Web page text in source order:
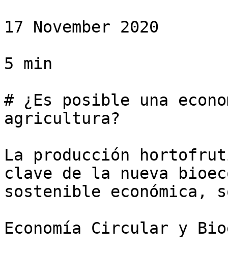
17 November 2020
5 min
# ¿Es posible una
agricultura?
La producción
clave de la nueva
sostenible económica,
Economía Circular y